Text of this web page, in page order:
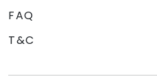
FAQ
T&C